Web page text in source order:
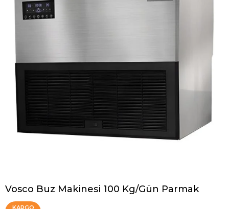
Vosco Buz Makinesi 100 Kg/Gün Parmak
KARGO